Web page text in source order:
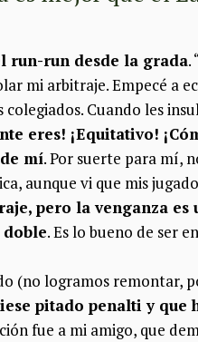
run-run desde la grada.
mi arbitraje. Empecé a
colegiados. Cuando les
eres! ¡Equitativo!
mí. Por suerte para mí,
aunque vi que mis
pero la venganza
. Es lo bueno de ser
(no logramos remontar,
pitado penalti y que
fue a mi amigo, que